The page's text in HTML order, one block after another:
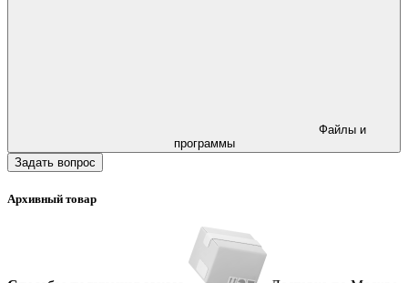
программы
Задать вопрос
Архивный товар